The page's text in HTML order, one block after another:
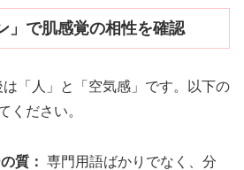
で肌感覚の相性を確認
「人」と「空気感」です。以下の
ください。
質： 専門用語ばかりでなく、分